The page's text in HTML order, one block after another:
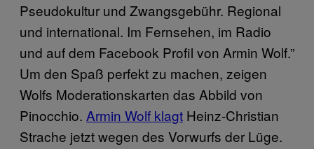
Pseudokultur und Zwangsgebühr. Regional
und international. Im Fernsehen, im Radio
und auf dem Facebook Profil von Armin Wolf.”
Um den Spaß perfekt zu machen, zeigen
Wolfs Moderationskarten das Abbild von
Pinocchio. Armin Wolf klagt Heinz-Christian
Strache jetzt wegen des Vorwurfs der Lüge.